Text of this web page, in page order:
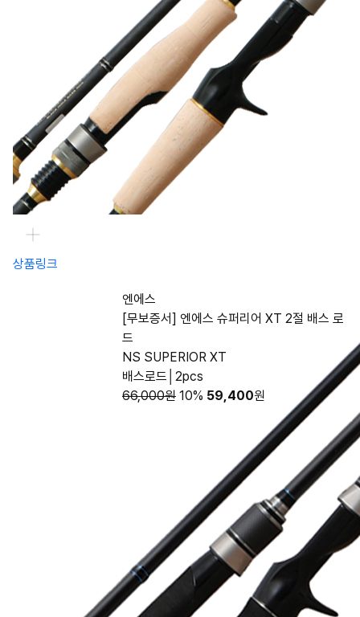
상품링크
엔에스
[무보증서] 엔에스 슈퍼리어 XT 2절 배스 로
드
NS SUPERIOR XT
배스로드│2pcs
66,000원 10% 59,400원